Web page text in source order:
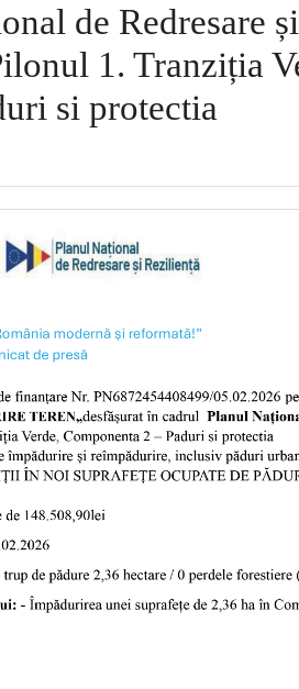
de Redresare și
1. Tranziția
si protectia